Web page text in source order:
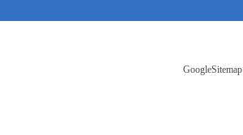
GoogleSitemap